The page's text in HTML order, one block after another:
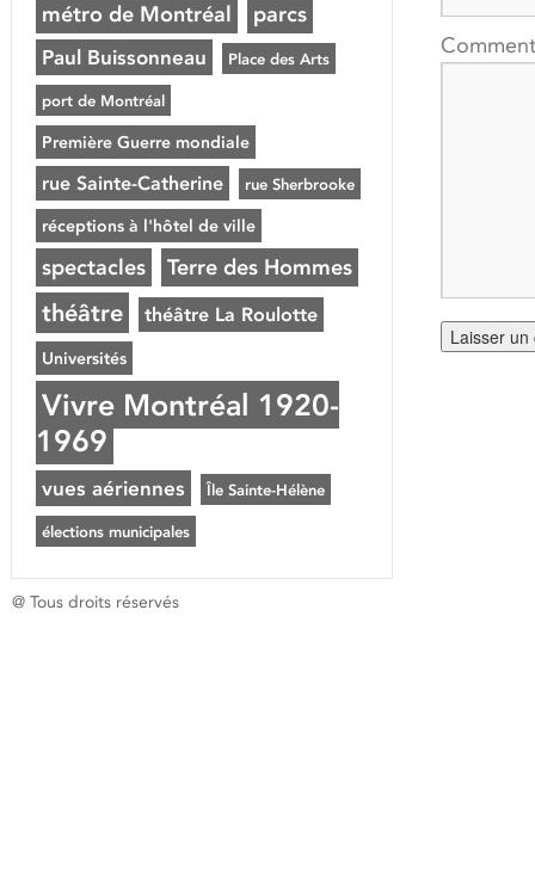
métro de Montréal parcs
Paul Buissonneau Place des Arts
port de Montréal
Première Guerre mondiale
rue Sainte-Catherine rue Sherbrooke
réceptions à l'hôtel de ville
spectacles Terre des Hommes
théâtre théâtre La Roulotte
Universités
Vivre Montréal 1920-
1969
vues aériennes Île Sainte-Hélène
élections municipales
@ Tous droits réservés